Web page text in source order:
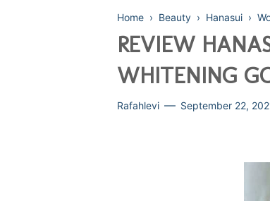
Home › Beauty › Hanasui ›
REVIEW
WHITENING
Rafahlevi September 22,